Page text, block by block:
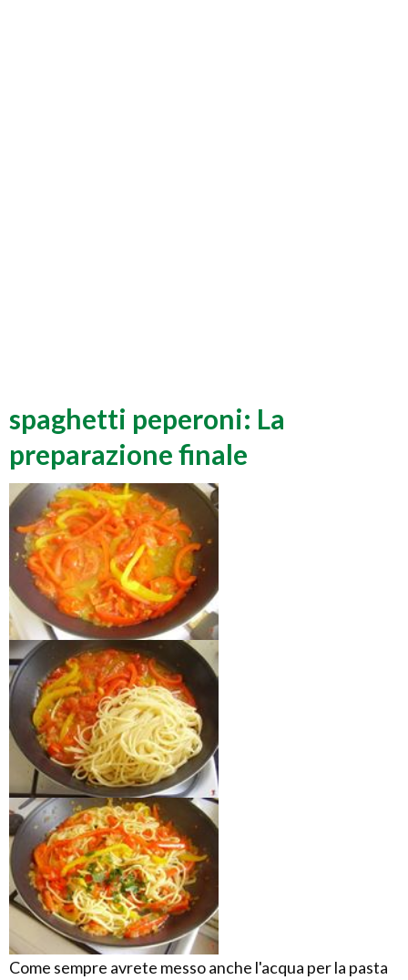
spaghetti peperoni: La
preparazione finale
Come sempre avrete messo anche l'acqua per la pasta